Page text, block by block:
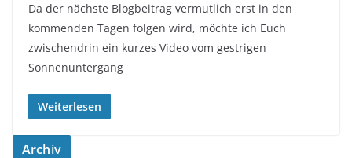
Da der nächste Blogbeitrag vermutlich erst in den
kommenden Tagen folgen wird, möchte ich Euch
zwischendrin ein kurzes Video vom gestrigen
Sonnenuntergang
Weiterlesen
Archiv